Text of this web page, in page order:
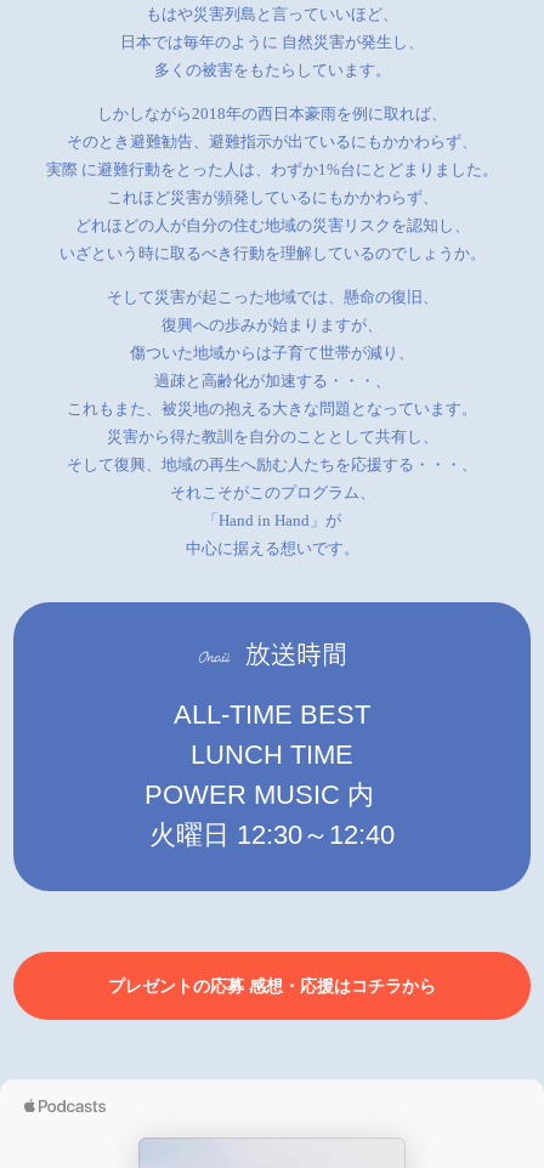
もはや災害列島と言っていいほど、
日本では毎年のように 自然災害が発生し、
多くの被害をもたらしています。
しかしながら2018年の西日本豪雨を例に取れば、
そのとき避難勧告、避難指示が出ているにもかかわらず、
実際 に避難行動をとった人は、わずか1%台にとどまりました。
これほど災害が頻発しているにもかかわらず、
どれほどの人が自分の住む地域の災害リスクを認知し、
いざという時に取るべき行動を理解しているのでしょうか。
そして災害が起こった地域では、懸命の復旧、
復興への歩みが始まりますが、
傷ついた地域からは子育て世帯が減り、
過疎と高齢化が加速する・・・、
これもまた、被災地の抱える大きな問題となっています。
災害から得た教訓を自分のこととして共有し、
そして復興、地域の再生へ励む人たちを応援する・・・、
それこそがこのプログラム、
「Hand in Hand」が
中心に据える想いです。
ALL-TIME BEST
LUNCH TIME
POWER MUSIC 内
火曜日 12:30～12:40
プレゼントの応募 感想・応援はコチラから